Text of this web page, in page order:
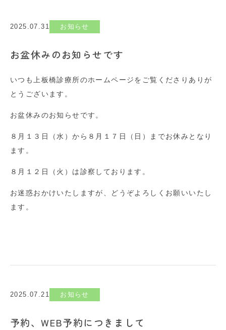
2025.07.31 お知らせ
お盆休みのお知らせです
いつも上板橋診療所のホームページをご覧くださりありが
とうございます。
お盆休みのお知らせです。
８月１３日（水）から８月１７日（日）までお休みとなり
ます。
８月１２日（火）は診察しております。
お迷惑おかけいたしますが、どうぞよろしくお願いいたし
ます。
2025.07.21 お知らせ
予約、WEB予約につきまして